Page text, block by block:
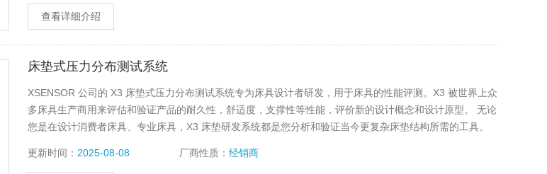
查看详细介绍
床垫式压力分布测试系统
XSENSOR 公司的 X3 床垫式压力分布测试系统专为床具设计者研发，用于床具的性能评测。X3 被世界上众
多床具生产商用来评估和验证产品的耐久性，舒适度，支撑性等性能，评价新的设计概念和设计原型。 无论
您是在设计消费者床具、专业床具，X3 床垫研发系统都是您分析和验证当今更复杂床垫结构所需的工具。
更新时间： 2025-08-08 厂商性质：经销商